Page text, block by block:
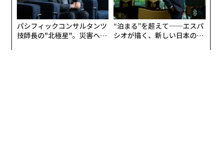
パシフィックコンサルタンツ
技師長の"北極星"。災害への
“泊まる”を超えて──エスパ
シオが描く、新しい日本のラ